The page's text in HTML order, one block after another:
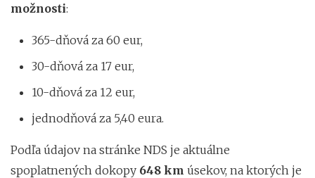
možnosti:
365-dňová za 60 eur,
30-dňová za 17 eur,
10-dňová za 12 eur,
jednodňová za 5,40 eura.
Podľa údajov na stránke NDS je aktuálne
spoplatnených dokopy 648 km úsekov, na ktorých je